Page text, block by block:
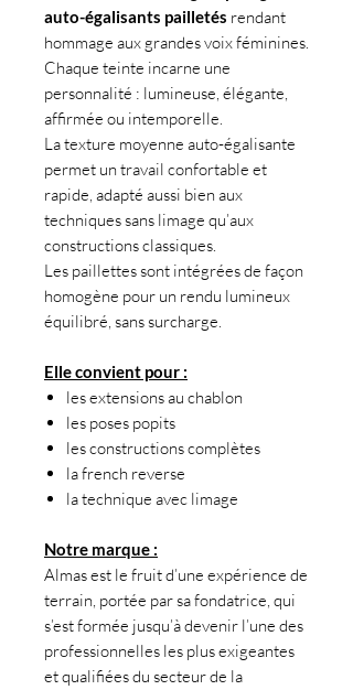
auto-égalisants pailletés rendant
hommage aux grandes voix féminines.
Chaque teinte incarne une
personnalité : lumineuse, élégante,
affirmée ou intemporelle.
La texture moyenne auto-égalisante
permet un travail confortable et
rapide, adapté aussi bien aux
techniques sans limage qu’aux
constructions classiques.
Les paillettes sont intégrées de façon
homogène pour un rendu lumineux
équilibré, sans surcharge.
Elle convient pour :
les extensions au chablon
les poses popits
les constructions complètes
la french reverse
la technique avec limage
Notre marque :
Almas est le fruit d’une expérience de
terrain, portée par sa fondatrice, qui
s’est formée jusqu’à devenir l’une des
professionnelles les plus exigeantes
et qualifiées du secteur de la